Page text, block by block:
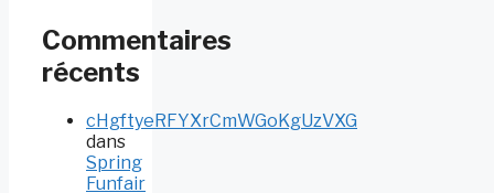
Commentaires
récents
cHgftyeRFYXrCmWGoKgUzVXG
dans
Spring
Funfair